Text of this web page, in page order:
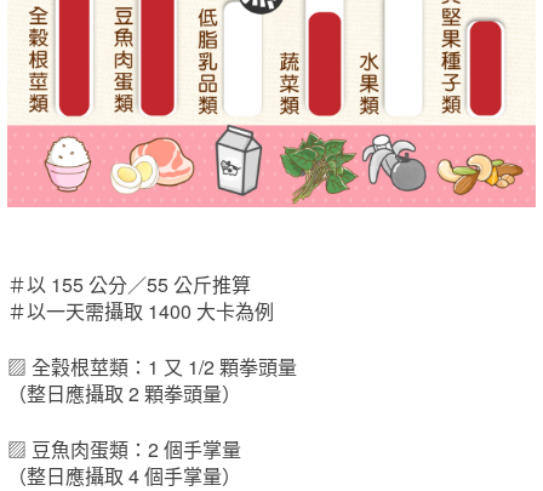
＃以 155 公分／55 公斤推算
＃以一天需攝取 1400 大卡為例
▨ 全穀根莖類：1 又 1/2 顆拳頭量
（整日應攝取 2 顆拳頭量）
▨ 豆魚肉蛋類：2 個手掌量
（整日應攝取 4 個手掌量）